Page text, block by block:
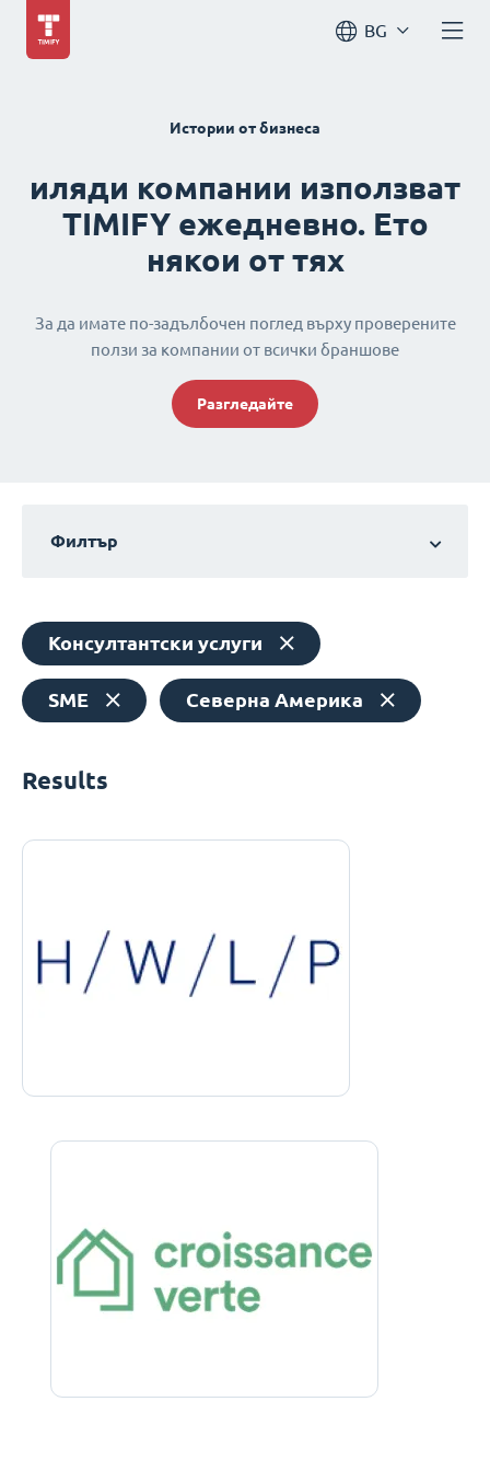
BG
Истории от бизнеса
иляди компании използват
TIMIFY ежедневно. Ето
някои от тях
За да имате по-задълбочен поглед върху проверените
ползи за компании от всички браншове
Разгледайте
Филтър
Консултантски услуги
SME Северна Америка
Results